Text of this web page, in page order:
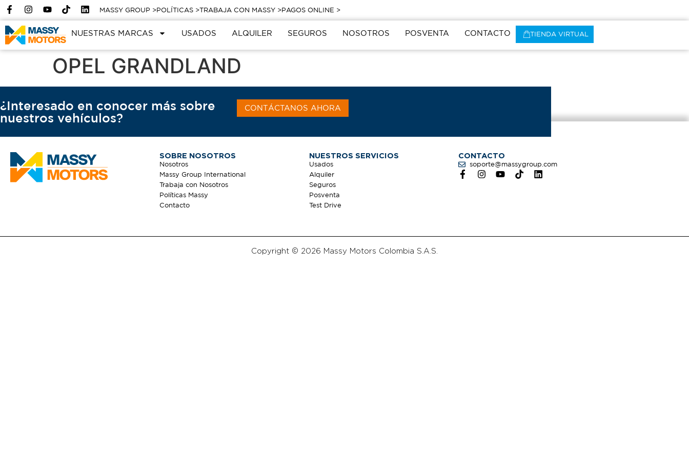
MASSY GROUP >POLÍTICAS >TRABAJA CON MASSY >PAGOS ONLINE >
NUESTRAS MARCAS USADOS ALQUILER SEGUROS NOSOTROS POSVENTA CONTACTO TIENDA VIRTUAL
OPEL GRANDLAND
¿Interesado en conocer más sobre
nuestros vehículos?
CONTÁCTANOS AHORA
SOBRE NOSOTROS
Nosotros
Massy Group International
Trabaja con Nosotros
Políticas Massy
Contacto
NUESTROS SERVICIOS
Usados
Alquiler
Seguros
Posventa
Test Drive
CONTACTO
soporte@massygroup.com
Copyright © 2026 Massy Motors Colombia S.A.S.